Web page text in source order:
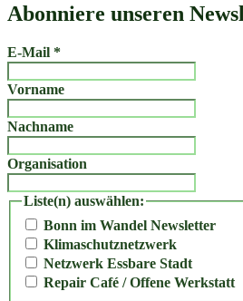
Abonniere unseren
E-Mail *
Vorname
Nachname
Organisation
Liste(n) auswählen:
Bonn im Wandel Newsletter
Klimaschutznetzwerk
Netzwerk Essbare Stadt
Repair Café / Offene Werkstatt